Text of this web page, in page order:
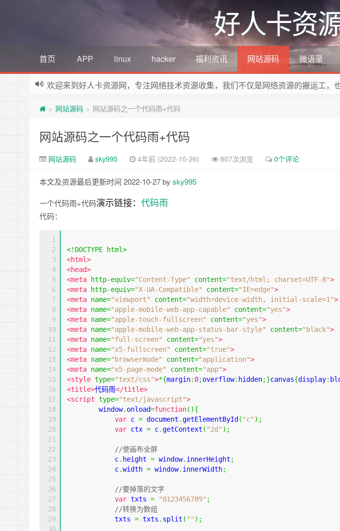
好人卡资
首页 APP linux hacker 福利资讯 网站源码 微语录
欢迎来到好人卡资源网，专注网络技术资源收集，我们不仅是网络资源的搬运工
> 网站源码 > 网站源码之一个代码雨+代码
网站源码之一个代码雨+代码
网站源码 sky995 4年前 (2022-10-26) 807次浏览 0个评论
本文及资源最后更新时间 2022-10-27 by sky995
一个代码雨+代码演示链接： 代码雨
代码：
<!DOCTYPE html>
<html>
<head>
<meta http-equiv="Content-Type" content="text/html; charset=UTF-8">
<meta http-equiv="X-UA-Compatible" content="IE=edge">
<meta name="viewport" content="width=device-width, initial-scale=1">
<meta name="apple-mobile-web-app-capable" content="yes">
<meta name="apple-touch-fullscreen" content="yes">
<meta name="apple-mobile-web-app-status-bar-style" content="black">
<meta name="full-screen" content="yes">
<meta name="x5-fullscreen" content="true">
<meta name="browsermode" content="application">
<meta name="x5-page-mode" content="app">
<style type="text/css">*{margin: 0;overflow: hidden;}canvas{display:
<title>代码雨</title>
<script type="text/javascript">
window. onload=function(){
var c = document .getElementById ( "c" );
var ctx = c.getContext ( "2d" );
//使画布全屏
            c
. height = window. innerHeight ;
            c
.width = window. innerWidth;
//要掉落的文字
var txts = "0123456789" ;
//转换为数组
            txts
= txts . split ( "" );